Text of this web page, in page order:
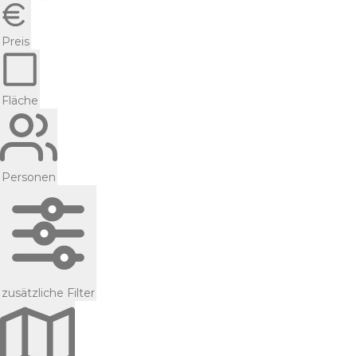
Preis
Fläche
Personen
zusätzliche Filter